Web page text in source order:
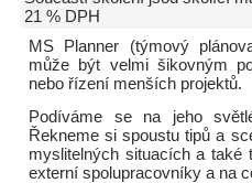
21 % DPH
MS Planner (týmový
může být velmi šikovným
nebo řízení menších projektů.
Podíváme se na jeho
Řekneme si spoustu tipů a
myslitelných situacích a také
externí spolupracovníky a na